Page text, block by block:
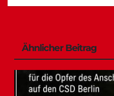
Ähnlicher Beitrag